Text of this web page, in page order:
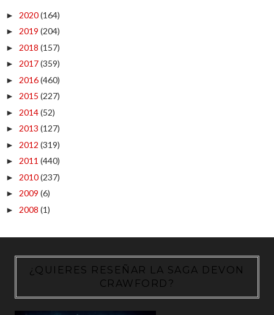
► 2020(164)
► 2019 (204)
► 2018 (157)
► 2017(359)
► 2016(460)
► 2015 (227)
► 2014(52)
► 2013 (127)
► 2012 (319)
► 2011 (440)
► 2010(237)
► 2009 (6)
► 2008 (1)
¿QUIERES RESEÑAR LA SAGA DEVON
CRAWFORD?